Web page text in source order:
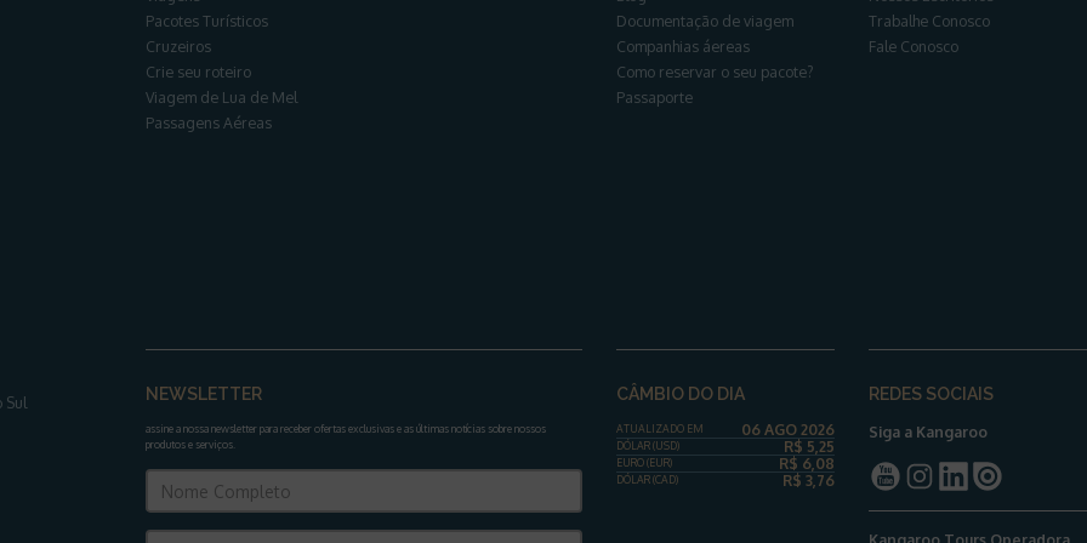
Sul
Pacotes Turísticos
Cruzeiros
Crie seu roteiro
Viagem de Lua de Mel
Passagens Aéreas
NEWSLETTER
assine a nossa newsletter para receber ofertas exclusivas e as últimas notícias sobre nossos
produtos e serviços.
Documentação de viagem
Companhias áereas
Como reservar o seu pacote?
Passaporte
Trabalhe Conosco
Fale Conosco
CÂMBIO DO DIA
ATUALIZADO EM 06 AGO 2026
DÓLAR(USD) R$ 5,25
EURO (EUR) R$ 6,08
DÓLAR(CAD) R$ 3,76
REDES SOCIAIS
Siga a Kangaroo